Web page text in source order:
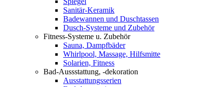
Sanitär-Keramik
Badewannen und Duschtassen
Dusch-Systeme und Zubehör
Fitness-Systeme u. Zubehör
Sauna, Dampfbäder
Whirlpool, Massage, Hilfsmitte
Solarien, Fitness
Bad-Aussstattung, -dekoration
Ausstattungsserien